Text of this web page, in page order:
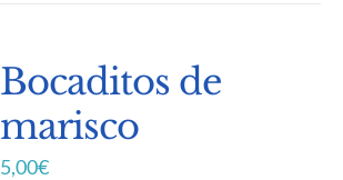
Bocaditos de
marisco
5,00€